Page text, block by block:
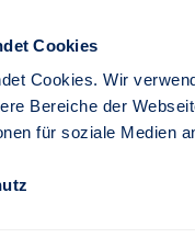
Cookies
Cookies. Wir
Bereiche der
für soziale Medien